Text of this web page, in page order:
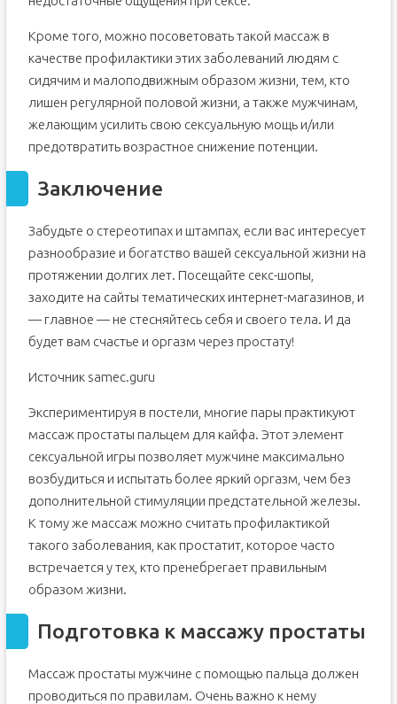
Кроме того, можно посоветовать такой массаж в
качестве профилактики этих заболеваний людям с
сидячим и малоподвижным образом жизни, тем, кто
лишен регулярной половой жизни, а также мужчинам,
желающим усилить свою сексуальную мощь и/или
предотвратить возрастное снижение потенции.
Заключение
Забудьте о стереотипах и штампах, если вас интересует
разнообразие и богатство вашей сексуальной жизни на
протяжении долгих лет. Посещайте секс-шопы,
заходите на сайты тематических интернет-магазинов, и
— главное — не стесняйтесь себя и своего тела. И да
будет вам счастье и оргазм через простату!
Источник samec.guru
Экспериментируя в постели, многие пары практикуют
массаж простаты пальцем для кайфа. Этот элемент
сексуальной игры позволяет мужчине максимально
возбудиться и испытать более яркий оргазм, чем без
дополнительной стимуляции предстательной железы.
К тому же массаж можно считать профилактикой
такого заболевания, как простатит, которое часто
встречается у тех, кто пренебрегает правильным
образом жизни.
Подготовка к массажу простаты
Массаж простаты мужчине с помощью пальца должен
проводиться по правилам. Очень важно к нему